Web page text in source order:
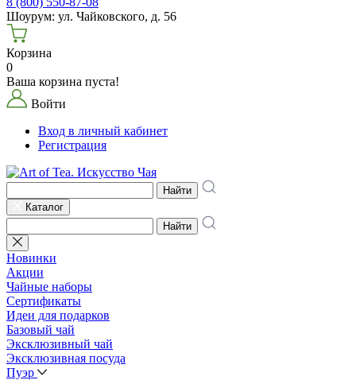
Шоурум: ул. Чайковского, д. 56
Корзина
0
Ваша корзина пуста!
Войти
Вход в личный кабинет
Регистрация
Найти
Каталог
Найти
Новинки
Акции
Чайные наборы
Сертификаты
Идеи для подарков
Базовый чай
Эксклюзивный чай
Эксклюзивная посуда
Пуэр